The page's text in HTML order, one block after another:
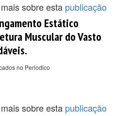
sobre esta publicação
Estático
Muscular do Vasto
no Periodico
sobre esta publicação